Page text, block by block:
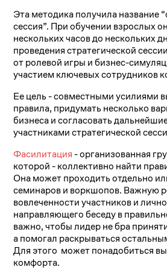
Эта методика получила название
сессия”. При обучении взрослых
нескольких часов до нескольких
проведения стратегической
от ролевой игры и бизнес-
участием ключевых сотрудников
Ее цель - совместными усилиями
правила, придумать несколько
бизнеса и согласовать
участниками стратегической
Фасилитация- организованная
которой - коллективно найти
Она может проходить отдельно
семинаров и воркшопов. Важную
вовлеченности участников и
направляющего беседу в
важно, чтобы лидер не бра
а помогал раскрываться
Для этого может понадобиться
комфорта.